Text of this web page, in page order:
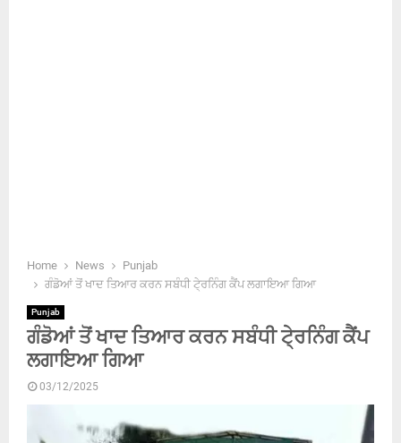
Home News
Punjab
ਗੰਡੋਆਂ ਤੋਂ ਖਾਦ ਤਿਆਰ ਕਰਨ ਸਬੰਧੀ ਟੇ੍ਰਨਿੰਗ ਕੈਂਪ ਲਗਾਇਆ ਗਿਆ
Punjab
ਗੰਡੋਆਂ ਤੋਂ ਖਾਦ ਤਿਆਰ ਕਰਨ ਸਬੰਧੀ ਟੇ੍ਰਨਿੰਗ ਕੈਂਪ
ਲਗਾਇਆ ਗਿਆ
03/12/2025